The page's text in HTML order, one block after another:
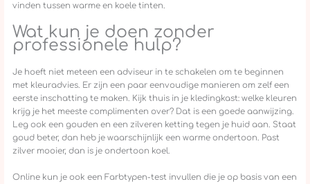
vinden tussen warme en koele tinten.
Wat kun je doen zonder
professionele hulp?
Je hoeft niet meteen een adviseur in te schakelen om te beginnen
met kleuradvies. Er zijn een paar eenvoudige manieren om zelf een
eerste inschatting te maken. Kijk thuis in je kledingkast: welke kleuren
krijg je het meeste complimenten over? Dat is een goede aanwijzing.
Leg ook een gouden en een zilveren ketting tegen je huid aan. Staat
goud beter, dan heb je waarschijnlijk een warme ondertoon. Past
zilver mooier, dan is je ondertoon koel.
Online kun je ook een Farbtypen-test invullen die je op basis van een